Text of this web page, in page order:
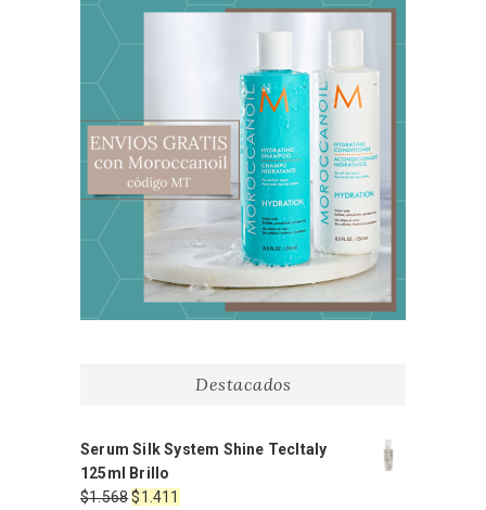
Destacados
Serum Silk System Shine TecItaly
125ml Brillo
$1.568El
$1.411